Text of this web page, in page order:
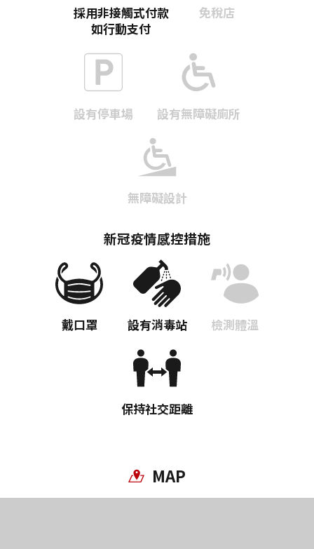
採用非接觸式付款
如行動支付
免稅店
設有停車場 設有無障礙廁所
無障礙設計
新冠疫情感控措施
戴口罩 設有消毒站 檢測體溫
保持社交距離
MAP
Twitter分享
Facebook分享
複製連結